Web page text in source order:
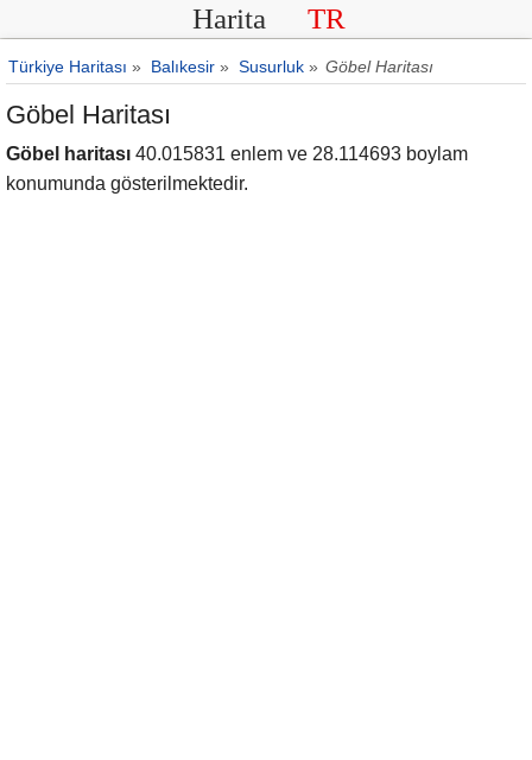
Harita TR
Türkiye Haritası » Balıkesir » Susurluk » Göbel Haritası
Göbel Haritası
Göbel haritası 40.015831 enlem ve 28.114693 boylam
konumunda gösterilmektedir.